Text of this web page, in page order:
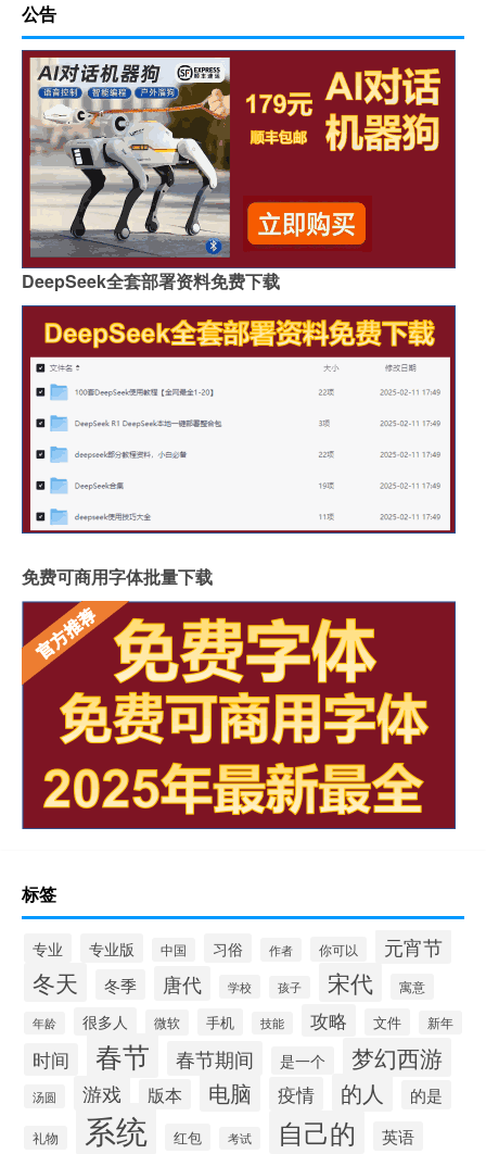
公告
DeepSeek全套部署资料免费下载
免费可商用字体批量下载
标签
专业 专业版 中国 习俗 作者 你可以 元宵节
冬天 冬季 唐代 学校 孩子 宋代 寓意
年龄 很多人 微软 手机 技能 攻略 文件 新年
时间 春节 春节期间 是一个 梦幻西游
汤圆 游戏 版本 电脑 疫情 的人 的是
礼物 系统 红包 考试 自己的 英语